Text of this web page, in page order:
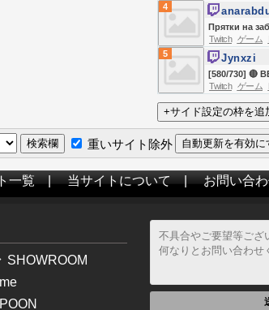
FAENA Y
4
Прятки на
@misolo3
Пускайф
Twitch ゲーム
5
[580/730] 🔴
ROBLOX
vs RANK You
Jynxzi
Twitch ゲーム
重いサイト除外
一覧|当サイトについて|お問い合
SHOWROOM